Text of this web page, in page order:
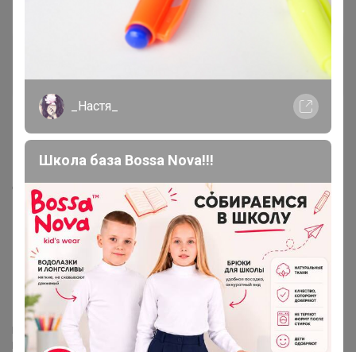
АМЕТИСТ_С
5 августа, 2025 19:44
Mamartura, Байер не занимается возвратами, она и
сейчас по распродаже, если перейти на сайт проверить
Если ловите размер, то подписывайте, что цена не
выше такой то. У человека стояла задача словить
комплект, что он и сделал
Могу объединить ваши заказы из разных закупок!
Пишите в комментариях к заказам что с чем объединить
_Настя_
Школа база Bossa Nova!!!